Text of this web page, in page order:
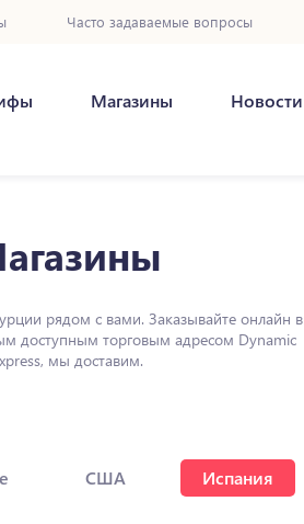
Часто задаваемые вопросы
Магазины Новости
рядом с вами. Заказывайте онлайн в
доступным торговым адресом Dynamic
мы доставим.
США Испания